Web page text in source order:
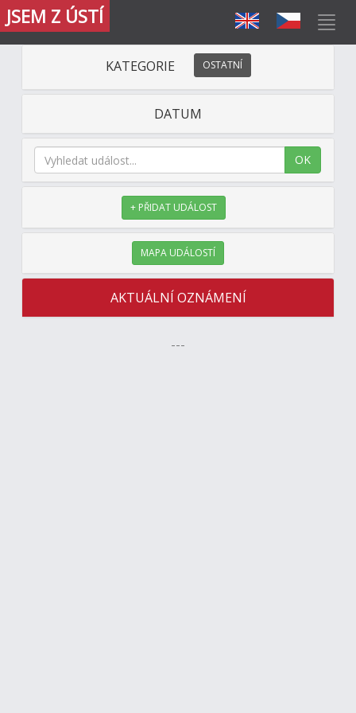
JSEM Z ÚSTÍ
KATEGORIE OSTATNÍ
DATUM
OK
+ PŘIDAT UDÁLOST
MAPA UDÁLOSTÍ
AKTUÁLNÍ OZNÁMENÍ
---